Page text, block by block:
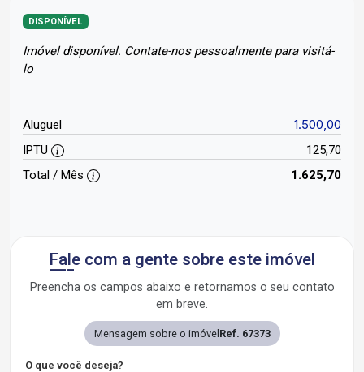
DISPONÍVEL
Imóvel disponível. Contate-nos pessoalmente para visitá-
lo
Aluguel 1.500,00
IPTU
125,70
Total / Mês
1.625,70
Fale com a gente sobre este imóvel
Preencha os campos abaixo e retornamos o seu contato
em breve.
Mensagem sobre o imóvelRef. 67373
O que você deseja?